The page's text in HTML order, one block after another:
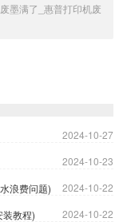
墨满了_惠普打印机废
2024-10-27
2024-10-23
浪费问题)
2024-10-22
教程)
2024-10-22